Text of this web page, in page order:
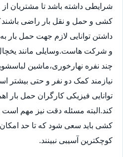
شرایطی داشته باشد تا مشتریان
کشی و حمل و نقل بار راضی
داشتن توانایی لازم جهت حمل بار
و شرکت هاست.وسایلی مانند
چند نفره نهارخوری،ماشین
نیازمند کمک دو نفر و حتی بیشتر
توانایی فیزیکی کارگران حمل بار
کند.البته مسئله دقت نیز مهم
کشی باید سعی شود که تا حد امکان
کوچکترین آسیبی نبینند.